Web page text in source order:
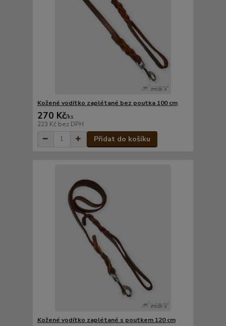
Kožené vodítko zaplétané bez poutka 100 cm
270 Kč/ks
223 Kč bez DPH
Přidat do košíku
Kožené vodítko zaplétané s poutkem 120 cm